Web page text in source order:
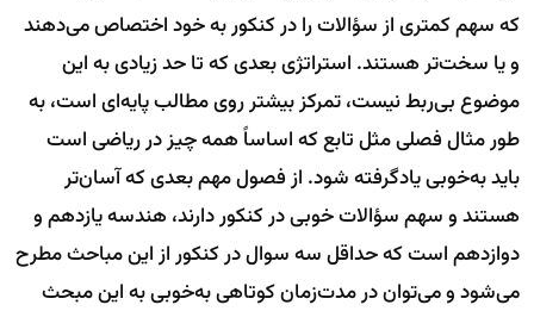
که سهم کمتری از سؤالات را در کنکور به خود اختصاص می‌دهند
و یا سخت‌تر هستند. استراتژی بعدی که تا حد زیادی به این
موضوع بی‌ربط نیست، تمرکز بیشتر روی مطالب پایه‌ای است، به
طور مثال فصلی مثل تابع که اساساً همه چیز در ریاضی است
باید به‌خوبی یادگرفته شود. از فصول مهم بعدی که آسان‌تر
هستند و سهم سؤالات خوبی در کنکور دارند، هندسه یازدهم و
دوازدهم است که حداقل سه سوال در کنکور از این مباحث مطرح
می‌شود و می‌توان در مدت‌زمان کوتاهی به‌خوبی به این مبحث